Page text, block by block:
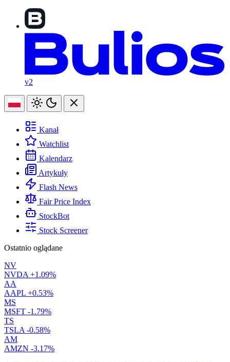
v2
Kanał
Watchlist
Kalendarz
Artykuły
Flash News
Fair Price Index
StockBot
Stock Screener
Ostatnio oglądane
NV
NVDA +1.09%
AA
AAPL +0.53%
MS
MSFT -1.79%
TS
TSLA -0.58%
AM
AMZN -3.17%